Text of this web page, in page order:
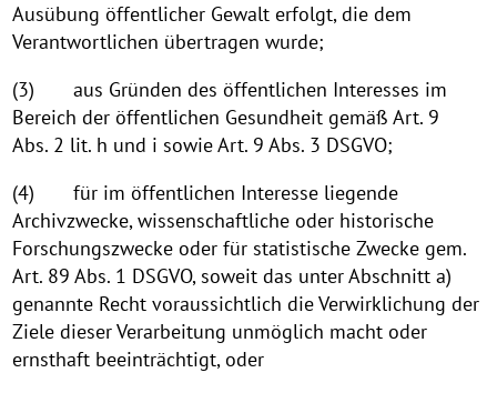
Ausübung öffentlicher Gewalt erfolgt, die dem
Verantwortlichen übertragen wurde;
(3) aus Gründen des öffentlichen Interesses im
Bereich der öffentlichen Gesundheit gemäß Art. 9
Abs. 2 lit. h und i sowie Art. 9 Abs. 3 DSGVO;
(4) für im öffentlichen Interesse liegende
Archivzwecke, wissenschaftliche oder historische
Forschungszwecke oder für statistische Zwecke gem.
Art. 89 Abs. 1 DSGVO, soweit das unter Abschnitt a)
genannte Recht voraussichtlich die Verwirklichung der
Ziele dieser Verarbeitung unmöglich macht oder
ernsthaft beeinträchtigt, oder